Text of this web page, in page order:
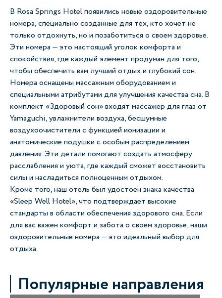
В Rosa Springs Hotel появились новые оздоровительные
номера, специально созданные для тех, кто хочет не
только отдохнуть, но и позаботиться о своем здоровье.
Эти номера — это настоящий уголок комфорта и
спокойствия, где каждый элемент продуман для того,
чтобы обеспечить вам лучший отдых и глубокий сон.
Номера оснащены массажным оборудованием и
специальными атрибутами для улучшения качества сна. В
комплект «Здоровый сон» входят массажер для глаз от
Yamaguchi, увлажнители воздуха, бесшумные
воздухоочистители с функцией ионизации и
анатомические подушки с особым распределением
давления. Эти детали помогают создать атмосферу
расслабления и уюта, где каждый сможет восстановить
силы и насладиться полноценным отдыхом.
Кроме того, наш отель был удостоен знака качества
«Sleep Well Hotel», что подтверждает высокие
стандарты в области обеспечения здорового сна. Если
для вас важен комфорт и забота о своем здоровье, наши
оздоровительные номера — это идеальный выбор для
отдыха.
Популярные направления